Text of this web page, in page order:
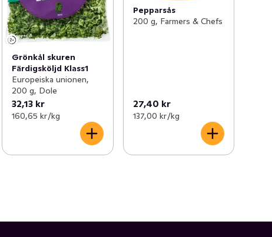
Grönkål skuren
Färdigsköljd Klass1
Europeiska unionen,
200 g, Dole
32,13 kr
160,65 kr /kg
Pepparsås
200 g, Farmers & Chefs
27,40 kr
137,00 kr /kg